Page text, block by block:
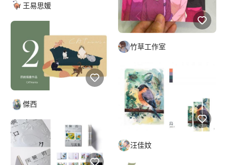
王易思媛
傑西
竹草工作室
汪佳妏